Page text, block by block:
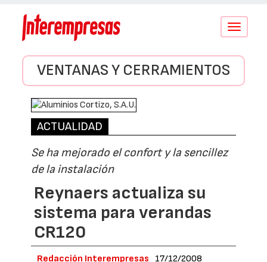
Conmutar
VENTANAS Y CERRAMIENTOS
ACTUALIDAD
Se ha mejorado el confort y la sencillez
de la instalación
Reynaers actualiza su
sistema para verandas
CR120
Redacción Interempresas 17/12/2008